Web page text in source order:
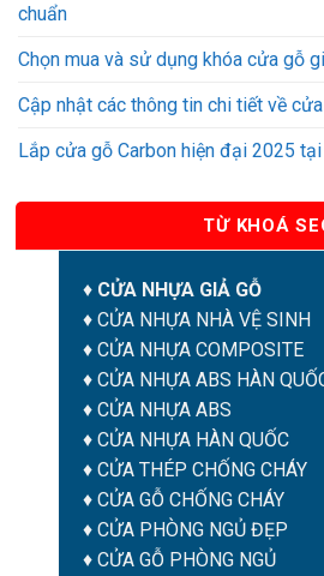
chuẩn
Chọn mua và sử dụng khóa cửa gỗ
Cập nhật các thông tin chi tiết về
Lắp cửa gỗ Carbon hiện đại 2025 tại
TỪ KHOÁ
♦ CỬA NHỰA GIẢ GỖ
♦ CỬA NHỰA NHÀ VỆ SINH
♦ CỬA NHỰA COMPOSITE
♦ CỬA NHỰA ABS HÀN
♦ CỬA NHỰA ABS
♦ CỬA NHỰA HÀN QUỐC
♦ CỬA THÉP CHỐNG CHÁY
♦ CỬA GỖ CHỐNG CHÁY
♦ CỬA PHÒNG NGỦ ĐẸP
♦ CỬA GỖ PHÒNG NGỦ